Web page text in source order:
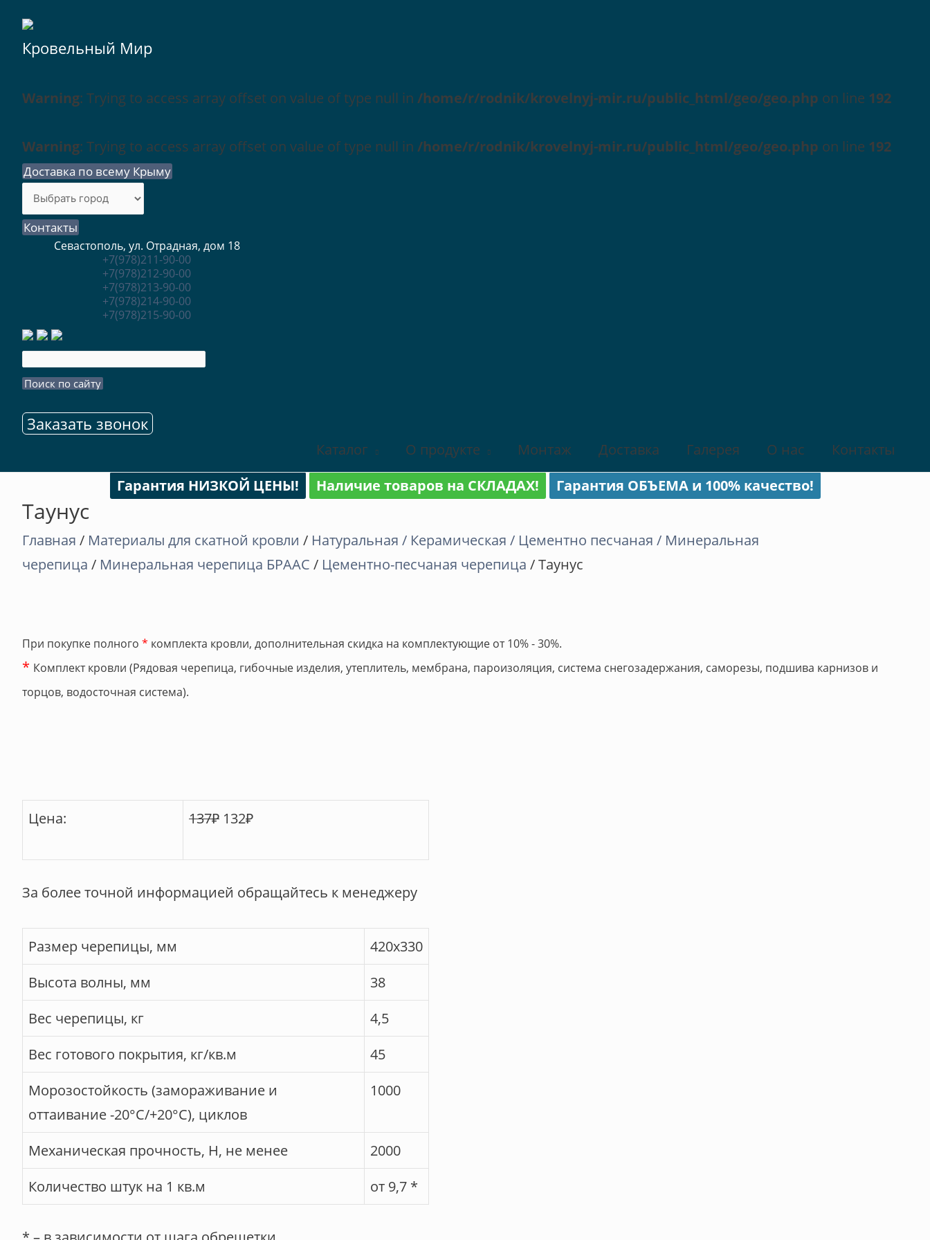
Кровельный Мир
Warning: Trying to access array offset on value of type null in /home/r/rodnik/krovelnyj-mir.ru/public_html/geo/geo.php on line 192
Warning: Trying to access array offset on value of type null in /home/r/rodnik/krovelnyj-mir.ru/public_html/geo/geo.php on line 192
Доставка по всему Крыму
Контакты
Севастополь, ул. Отрадная, дом 18
+7(978)211-90-00
+7(978)212-90-00
+7(978)213-90-00
+7(978)214-90-00
+7(978)215-90-00
Заказать звонок
Каталог О продукте Монтаж Доставка Галерея О нас
Контакты
Гарантия НИЗКОЙ ЦЕНЫ!
Наличие товаров на СКЛАДАХ! Гарантия ОБЪЕМА и 100% качество!
Таунус
Главная / Материалы для скатной кровли / Натуральная / Керамическая / Цементно песчаная / Минеральная
черепица / Минеральная черепица БРААС / Цементно-песчаная черепица / Таунус
При покупке полного * комплекта кровли, дополнительная скидка на комплектующие от 10% - 30%.
* Комплект кровли (Рядовая черепица, гибочные изделия, утеплитель, мембрана, пароизоляция, система снегозадержания, саморезы, подшива карнизов и
торцов, водосточная система).
Цена: 137₽ 132₽
За более точной информацией обращайтесь к менеджеру
Размер черепицы, мм
420х330
Высота волны, мм
38
Вес черепицы, кг
4,5
Вес готового покрытия, кг/кв.м
45
Морозостойкость (замораживание и
оттаивание -20°С/+20°С), циклов
1000
Механическая прочность, Н, не менее
2000
Количество штук на 1 кв.м
от 9,7 *